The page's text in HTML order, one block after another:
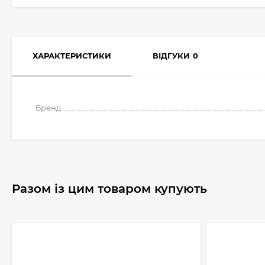
ХАРАКТЕРИСТИКИ ВІДГУКИ 0
Бренд
Разом із цим товаром купують